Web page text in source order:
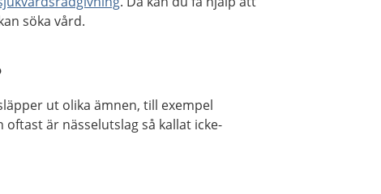
söka vård.
ut olika ämnen, till exempel
är nässelutslag så kallat icke-